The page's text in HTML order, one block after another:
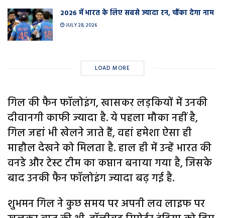
2026 में भारत के लिए सबसे ज्यादा रन, चौंका देगा नाम
JULY 28, 2026
LOAD MORE
गिल की फैन फॉलोइंग, खासकर लड़कियों में उनकी
दीवानगी काफी ज्यादा है. ये पहला मौका नहीं है,
गिल जहां भी खेलने जाते हैं, वहां हमेशा ऐसा ही
माहौल देखने को मिलता है. हाल ही में उन्हें भारत की
वनडे और टेस्ट टीम का कप्तान बनाया गया है, जिसके
बाद उनकी फैन फॉलोइंग ज्यादा बढ़ गई है.
शुभमन गिल ने कुछ समय पर अपनी लव लाइफ पर